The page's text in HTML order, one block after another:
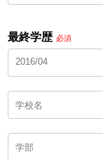
最終学歴 必須